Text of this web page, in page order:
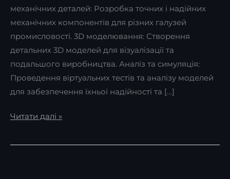
механічних деталей: Розробка точних і надійних
механічних компонентів для різних галузей
промисловості. 3D моделювання: Створення
детальних 3D моделей для візуалізації та
подальшого виробництва. Аналіз та симуляція:
Проведення віртуальних тестів та аналізу моделей
для забезпечення їхньої надійності та […]
Читати далі »